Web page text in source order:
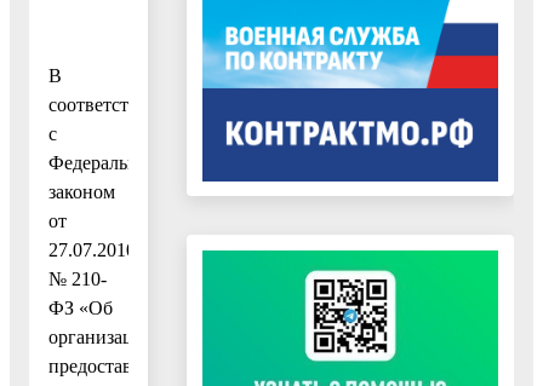
В
соответствии
с
Федеральным
законом
от
27.07.2010
№ 210-
ФЗ «Об
организации
предоставления